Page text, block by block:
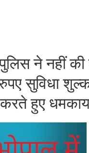
ने नहीं की
सुविधा
हुए